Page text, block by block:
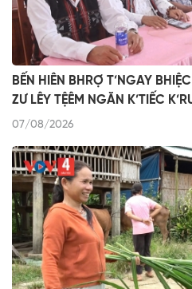
BẾN HIÊN BHRỢ T’NGAY
ZƯ LÊY TỆÊM NGĂN K’TIẾC
07/08/2026